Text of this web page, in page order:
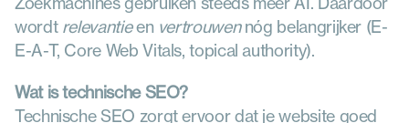
wordt relevantie en vertrouwen nóg belangrijker (E-
E-A-T, Core Web Vitals, topical authority).
Wat is technische SEO?
Technische SEO zorgt ervoor dat je website goed